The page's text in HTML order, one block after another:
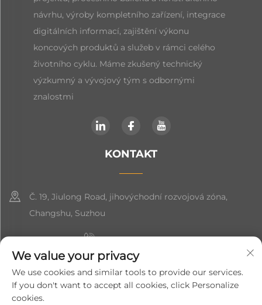
návrhu, výroby kompletního zařízení, integrace
digitálních informací, zajištění výkonu
koncových produktů a služeb v rámci celého
životního cyklu. Máme zkušený technický
výzkumný a vývojový tým s odbornými
znalostmi
KONTAKT
Č. 19, Jiulong Road, jihovýchodní rozvojová zóna,
Changshu, Suzhou
+86-19906239903
[email protected]
+86-13852981437
We value your privacy
We use cookies and similar tools to provide our services.
If you don't want to accept all cookies, click Personalize
cookies.